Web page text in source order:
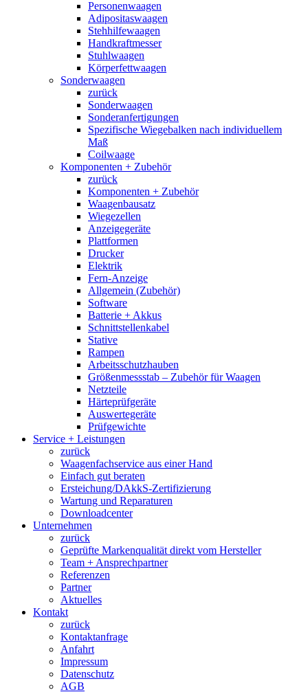
Personenwaagen
Adipositaswaagen
Stehhilfewaagen
Handkraftmesser
Stuhlwaagen
Körperfettwaagen
Sonderwaagen
zurück
Sonderwaagen
Sonderanfertigungen
Spezifische Wiegebalken nach individuellem
Maß
Coilwaage
Komponenten + Zubehör
zurück
Komponenten + Zubehör
Waagenbausatz
Wiegezellen
Anzeigegeräte
Plattformen
Drucker
Elektrik
Fern-Anzeige
Allgemein (Zubehör)
Software
Batterie + Akkus
Schnittstellenkabel
Stative
Rampen
Arbeitsschutzhauben
Größenmessstab – Zubehör für Waagen
Netzteile
Härteprüfgeräte
Auswertegeräte
Prüfgewichte
Service + Leistungen
zurück
Waagenfachservice aus einer Hand
Einfach gut beraten
Ersteichung/DAkkS-Zertifizierung
Wartung und Reparaturen
Downloadcenter
Unternehmen
zurück
Geprüfte Markenqualität direkt vom Hersteller
Team + Ansprechpartner
Referenzen
Partner
Aktuelles
Kontakt
zurück
Kontaktanfrage
Anfahrt
Impressum
Datenschutz
AGB